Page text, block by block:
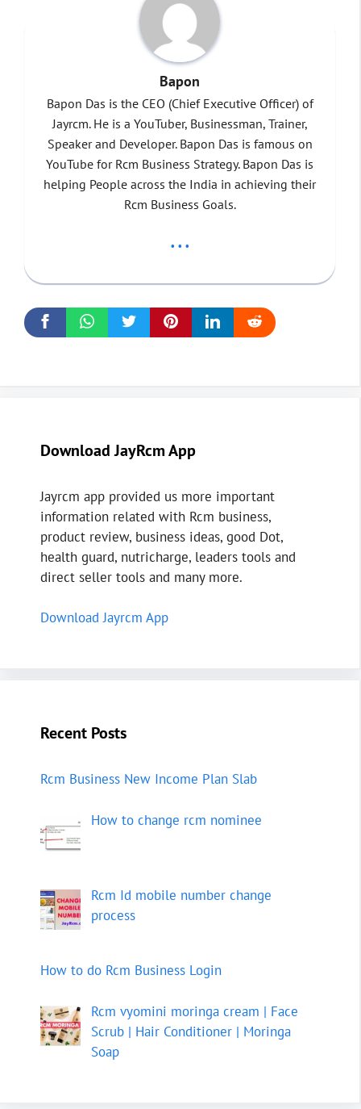
Bapon
Bapon Das is the CEO (Chief Executive Officer) of
Jayrcm. He is a YouTuber, Businessman, Trainer,
Speaker and Developer. Bapon Das is famous on
YouTube for Rcm Business Strategy. Bapon Das is
helping People across the India in achieving their
Rcm Business Goals.
...
Download JayRcm App
Jayrcm app provided us more important
information related with Rcm business,
product review, business ideas, good Dot,
health guard, nutricharge, leaders tools and
direct seller tools and many more.
Download Jayrcm App
Recent Posts
Rcm Business New Income Plan Slab
How to change rcm nominee
Rcm Id mobile number change
process
How to do Rcm Business Login
Rcm vyomini moringa cream | Face
Scrub | Hair Conditioner | Moringa
Soap